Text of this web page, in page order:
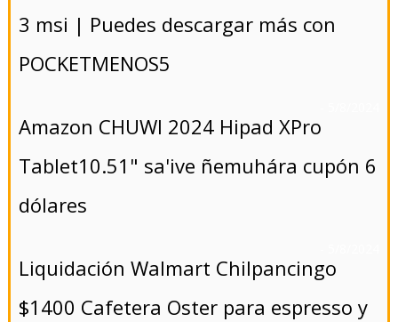
3 msi | Puedes descargar más con
POCKETMENOS5
Amazon CHUWI 2024 Hipad XPro
Tablet10.51" sa'ive ñemuhára cupón 6
dólares
Liquidación Walmart Chilpancingo
$1400 Cafetera Oster para espresso y